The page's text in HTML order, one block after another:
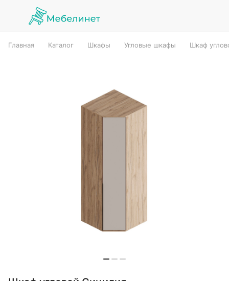
Главная Каталог Шкафы Угловые шкафы Шкаф